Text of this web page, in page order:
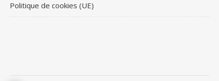
Politique de cookies (UE)